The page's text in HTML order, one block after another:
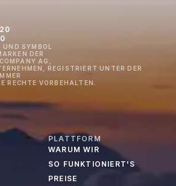
SYMBOL
DER
AG,
REGISTRIERT UNTER DER
VORBEHALTEN.
PLATTFORM
WARUM WIR
SO FUNKTIONIERT'S
PREISE